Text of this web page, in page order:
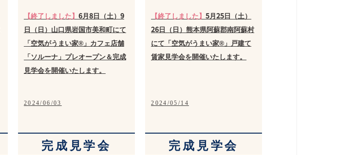
【終了しました】 6月8日（土）9
日（日）山口県岩国市美和町にて
「空気がうまい家®」カフェ店舗
「ソルーナ」プレオープン＆完成
見学会を開催いたします。
2024/06/03
【終了しました】5月25日（土）
26日（日）熊本県阿蘇郡南阿蘇村
にて「空気がうまい家®」戸建て
賃家見学会を開催いたします。
2024/05/14
完成見学会 完成見学会